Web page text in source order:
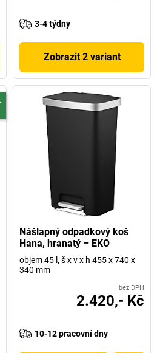
3-4 týdny
Zobrazit 2 variant
Nášlapný odpadkový koš
Hana, hranatý – EKO
objem 45 l, š x v x h 455 x 740 x
340 mm
bez DPH
2.420,- Kč
10-12 pracovní dny